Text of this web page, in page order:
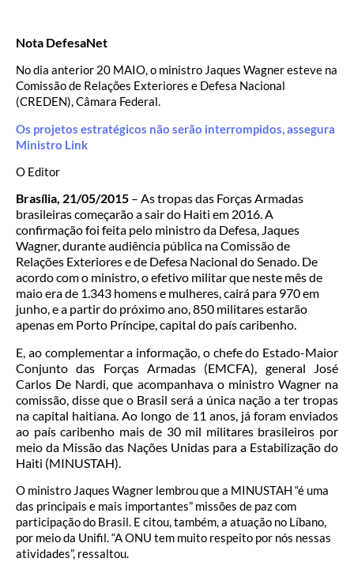
Nota DefesaNet
No dia anterior 20 MAIO, o ministro Jaques Wagner esteve na
Comissão de Relações Exteriores e Defesa Nacional
(CREDEN), Câmara Federal.
Os projetos estratégicos não serão interrompidos, assegura
Ministro Link
O Editor
Brasília, 21/05/2015 – As tropas das Forças Armadas
brasileiras começarão a sair do Haiti em 2016. A
confirmação foi feita pelo ministro da Defesa, Jaques
Wagner, durante audiência pública na Comissão de
Relações Exteriores e de Defesa Nacional do Senado. De
acordo com o ministro, o efetivo militar que neste mês de
maio era de 1.343 homens e mulheres, cairá para 970 em
junho, e a partir do próximo ano, 850 militares estarão
apenas em Porto Príncipe, capital do país caribenho.
E, ao complementar a informação, o chefe do Estado-Maior
Conjunto das Forças Armadas (EMCFA), general José
Carlos De Nardi, que acompanhava o ministro Wagner na
comissão, disse que o Brasil será a única nação a ter tropas
na capital haitiana. Ao longo de 11 anos, já foram enviados
ao país caribenho mais de 30 mil militares brasileiros por
meio da Missão das Nações Unidas para a Estabilização do
Haiti (MINUSTAH).
O ministro Jaques Wagner lembrou que a MINUSTAH “é uma
das principais e mais importantes” missões de paz com
participação do Brasil. E citou, também, a atuação no Líbano,
por meio da Unifil. “A ONU tem muito respeito por nós nessas
atividades”, ressaltou.